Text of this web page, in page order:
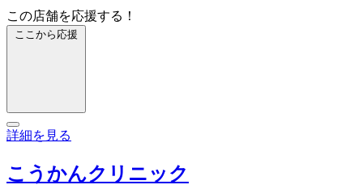
この店舗を応援する！
ここから応援
詳細を見る
こうかんクリニック